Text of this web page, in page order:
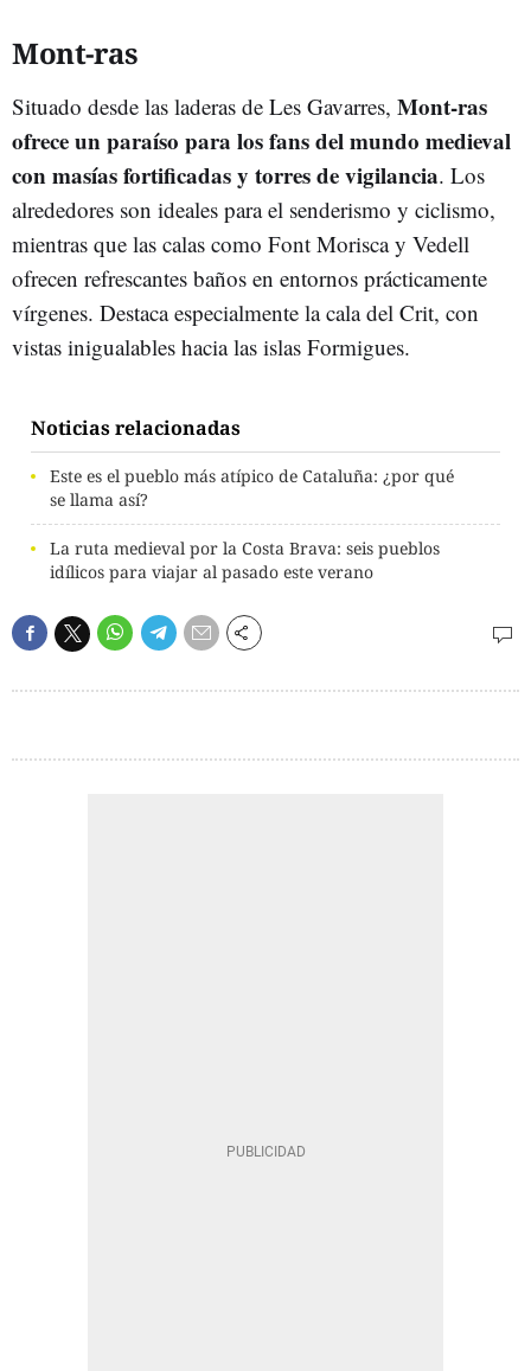
Mont-ras
Situado desde las laderas de Les Gavarres, Mont-ras
ofrece un paraíso para los fans del mundo medieval
con masías fortificadas y torres de vigilancia. Los
alrededores son ideales para el senderismo y ciclismo,
mientras que las calas como Font Morisca y Vedell
ofrecen refrescantes baños en entornos prácticamente
vírgenes. Destaca especialmente la cala del Crit, con
vistas inigualables hacia las islas Formigues.
Noticias relacionadas
Este es el pueblo más atípico de Cataluña: ¿por qué
se llama así?
La ruta medieval por la Costa Brava: seis pueblos
idílicos para viajar al pasado este verano